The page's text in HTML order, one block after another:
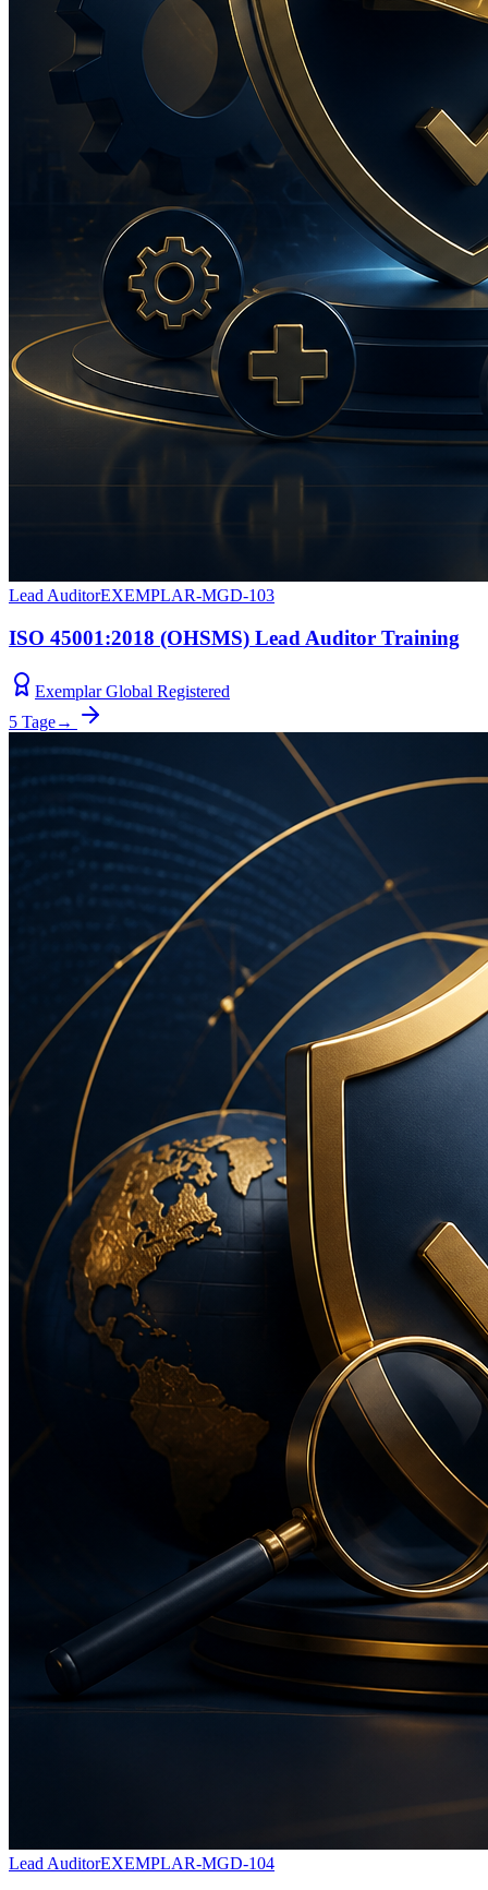
Lead AuditorEXEMPLAR-MGD-103
ISO 45001:2018 (OHSMS) Lead Auditor Training
Exemplar Global Registered
5 Tage→
Lead AuditorEXEMPLAR-MGD-104